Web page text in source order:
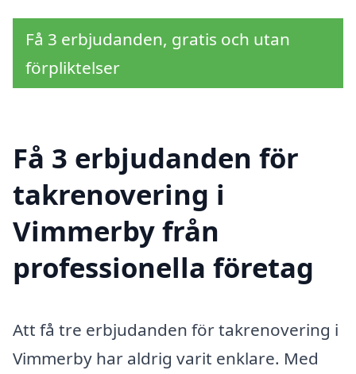
Få 3 erbjudanden, gratis och utan
förpliktelser
Få 3 erbjudanden för
takrenovering i
Vimmerby från
professionella företag
Att få tre erbjudanden för takrenovering i
Vimmerby har aldrig varit enklare. Med